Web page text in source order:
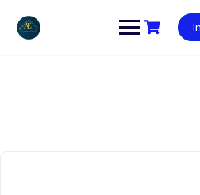
contenido